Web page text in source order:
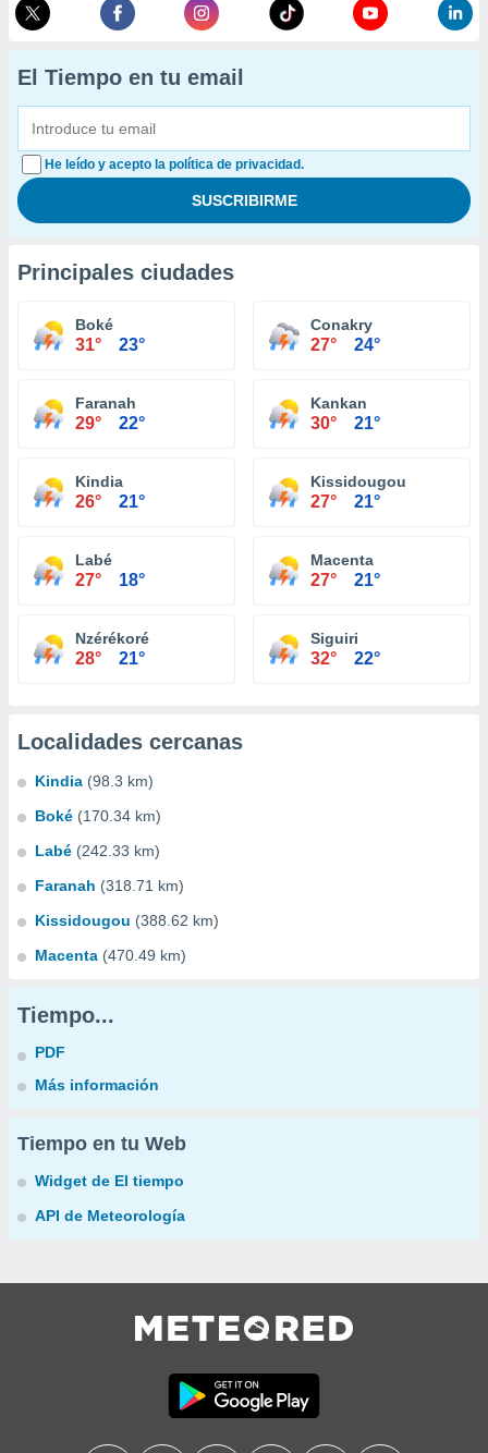
El Tiempo en tu email
He leído y acepto la política de privacidad.
Principales ciudades
Boké
31° 23°
Conakry
27° 24°
Faranah
29° 22°
Kankan
30° 21°
Kindia
26° 21°
Kissidougou
27° 21°
Labé
27° 18°
Macenta
27° 21°
Nzérékoré
28° 21°
Siguiri
32° 22°
Localidades cercanas
Kindia (98.3 km)
Boké (170.34 km)
Labé (242.33 km)
Faranah (318.71 km)
Kissidougou (388.62 km)
Macenta (470.49 km)
Tiempo...
PDF
Más información
Tiempo en tu Web
Widget de El tiempo
API de Meteorología